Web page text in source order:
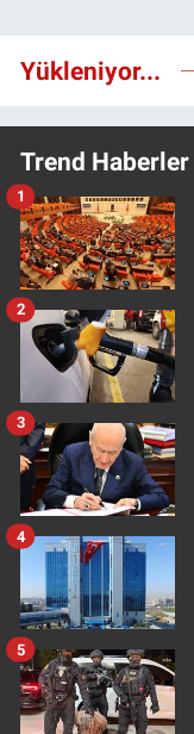
Yükleniyor...
Trend Haberler
1
2
3
4
5